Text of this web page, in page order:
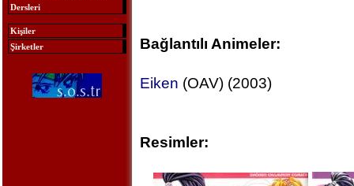
Dersleri
Kişiler
Şirketler
Bağlantılı Animeler:
Eiken (OAV) (2003)
Resimler: